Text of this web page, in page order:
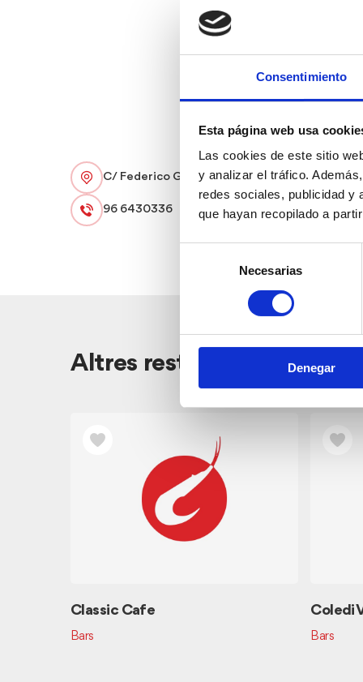
Consentimiento
Esta página web usa
Las cookies de este sitio
y analizar el tráfico.
redes sociales, publicidad y
que hayan recopilado a
consentimiento
Necesarias
Denegar
C/ Federico García Lorca
96 6430336
Altres restaurants pròxims
Classic Cafe
Bars
Coledi
Bars